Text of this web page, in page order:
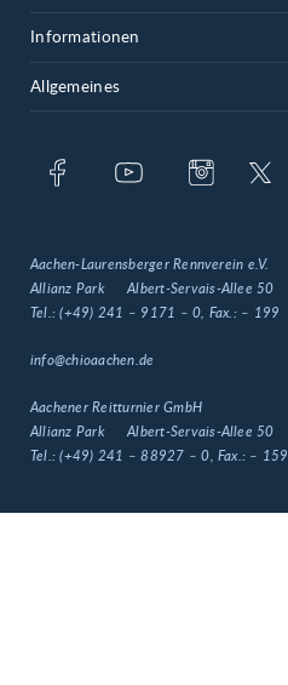
Informationen
Allgemeines
Aachen-Laurensberger Rennverein e.V.
Allianz Park
Albert-Servais-Allee 50
Tel.:(+49) 241 – 9171 – 0 , Fax.: – 199
info@chioaachen.de
Aachener Reitturnier GmbH
Allianz Park
Albert-Servais-Allee 50
Tel.:(+49) 241 – 88927 – 0 , Fax.: – 159